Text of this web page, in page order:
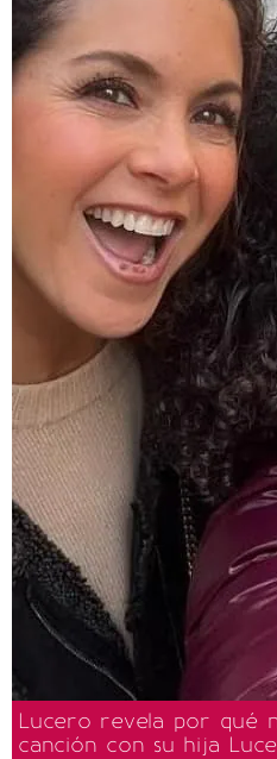
Lucero revela por qué
canción con su hija